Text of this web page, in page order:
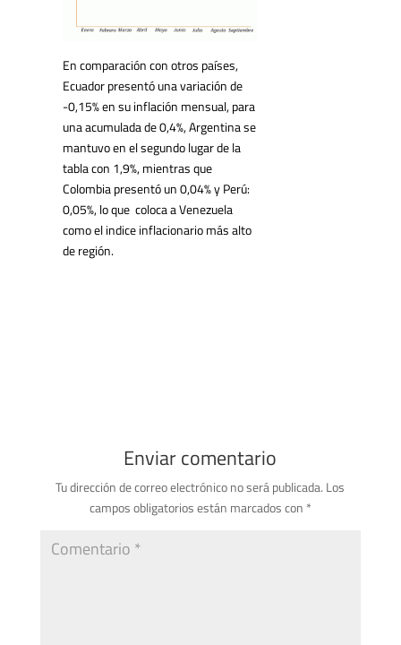
En comparación con otros países,
Ecuador presentó una variación de
-0,15% en su inflación mensual, para
una acumulada de 0,4%, Argentina se
mantuvo en el segundo lugar de la
tabla con 1,9%, mientras que
Colombia presentó un 0,04% y Perú:
0,05%, lo que coloca a Venezuela
como el indice inflacionario más alto
de región.
Enviar comentario
Tu dirección de correo electrónico no será publicada. Los
campos obligatorios están marcados con *